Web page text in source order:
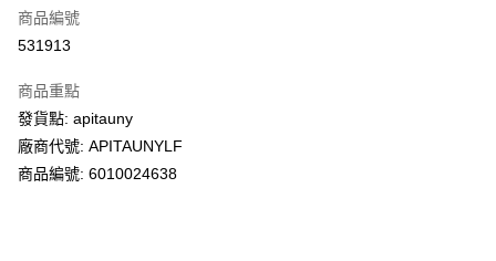
AlipayHK
WeChat Pay
送貨方式
商品編號
531913
商品重點
發貨點: apitauny
廠商代號: APITAUNYLF
商品編號: 6010024638